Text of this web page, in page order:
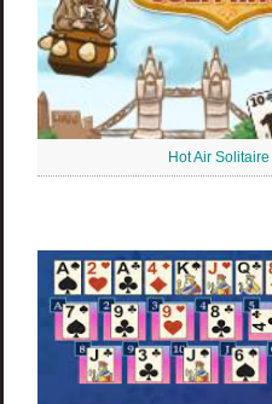
Hot Air Solitaire